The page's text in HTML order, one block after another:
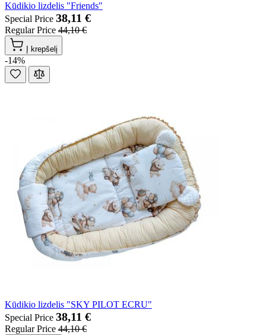
Kūdikio lizdelis "Friends"
Special Price 38,11 €
Regular Price 44,10 €
Į krepšelį
-14%
Kūdikio lizdelis "SKY PILOT ECRU"
Special Price 38,11 €
Regular Price 44,10 €